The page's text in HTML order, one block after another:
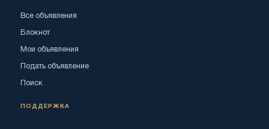
Все объявления
Блокнот
Мои объявления
Подать объявление
Поиск
ПОДДЕРЖКА